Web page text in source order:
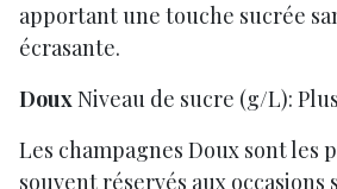
apportant une touche sucrée
écrasante.
DouxNiveau de sucre (g/L):
Les champagnes Doux sont les
souvent réservés aux occasions